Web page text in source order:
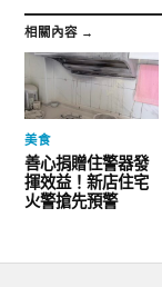
相關內容 →
美食
善心捐贈住警器發
揮效益！新店住宅
火警搶先預警